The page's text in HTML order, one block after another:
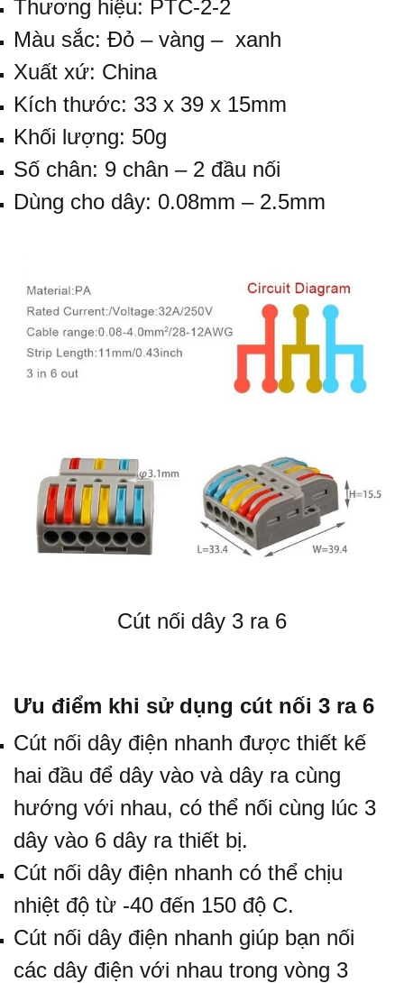
Thương hiệu: PTC-2-2
Màu sắc: Đỏ – vàng – xanh
Xuất xứ: China
Kích thước: 33 x 39 x 15mm
Khối lượng: 50g
Số chân: 9 chân – 2 đầu nối
Dùng cho dây: 0.08mm – 2.5mm
Cút nối dây 3 ra 6
Ưu điểm khi sử dụng cút nối 3 ra 6
Cút nối dây điện nhanh được thiết kế
hai đầu để dây vào và dây ra cùng
hướng với nhau, có thể nối cùng lúc 3
dây vào 6 dây ra thiết bị.
Cút nối dây điện nhanh có thể chịu
nhiệt độ từ -40 đến 150 độ C.
Cút nối dây điện nhanh giúp bạn nối
các dây điện với nhau trong vòng 3